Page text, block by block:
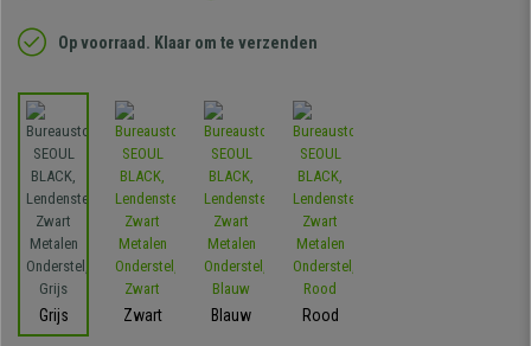
Op voorraad. Klaar om te verzenden
Grijs Zwart Blauw Rood